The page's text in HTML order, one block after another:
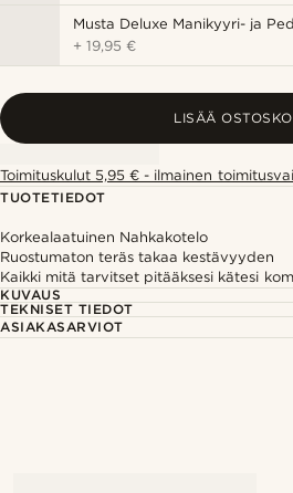
Musta Deluxe Manikyyri- ja
+19,95 €
LISÄÄ
Toimituskulut 5,95 € - ilmainen
TUOTETIEDOT
Korkealaatuinen Nahkakotelo
Ruostumaton teräs takaa kestävyyden
Kaikki mitä tarvitset pitääksesi kätesi
KUVAUS
TEKNISET TIEDOT
ASIAKASARVIOT